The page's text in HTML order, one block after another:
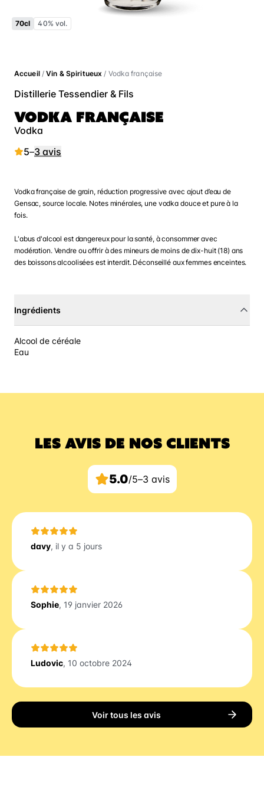
70cl 40% vol.
Accueil/Vin & Spiritueux / Vodka française
Distillerie Tessendier & Fils
VODKA FRANÇAISE
Vodka
5–3 avis
Vodka française de grain, réduction progressive avec ajout d’eau de
Gensac, source locale. Notes minérales, une vodka douce et pure à la
fois.
L'abus d'alcool est dangereux pour la santé, à consommer avec
modération. Vendre ou offrir à des mineurs de moins de dix-huit (18) ans
des boissons alcoolisées est interdit. Déconseillé aux femmes enceintes.
Ingrédients
Alcool de céréale
Eau
LES AVIS DE NOS CLIENTS
5.0/5–3 avis
davy, il y a 5 jours
Sophie, 19 janvier 2026
Ludovic, 10 octobre 2024
Voir tous les avis